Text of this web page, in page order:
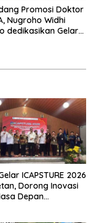
Promosi Doktor
Nugroho Widhi
dedikasikan Gelar
ICAPSTURE 2026
Dorong Inovasi
Depan